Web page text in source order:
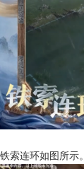
铁索连环如图所示。